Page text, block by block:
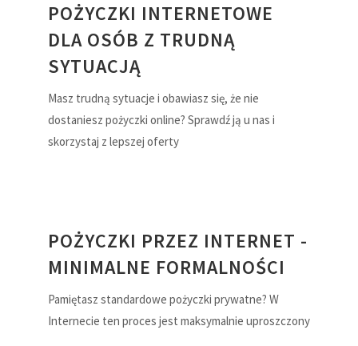
POŻYCZKI INTERNETOWE
DLA OSÓB Z TRUDNĄ
SYTUACJĄ
Masz trudną sytuacje i obawiasz się, że nie
dostaniesz pożyczki online? Sprawdź ją u nas i
skorzystaj z lepszej oferty
POŻYCZKI PRZEZ INTERNET -
MINIMALNE FORMALNOŚCI
Pamiętasz standardowe pożyczki prywatne? W
Internecie ten proces jest maksymalnie uproszczony